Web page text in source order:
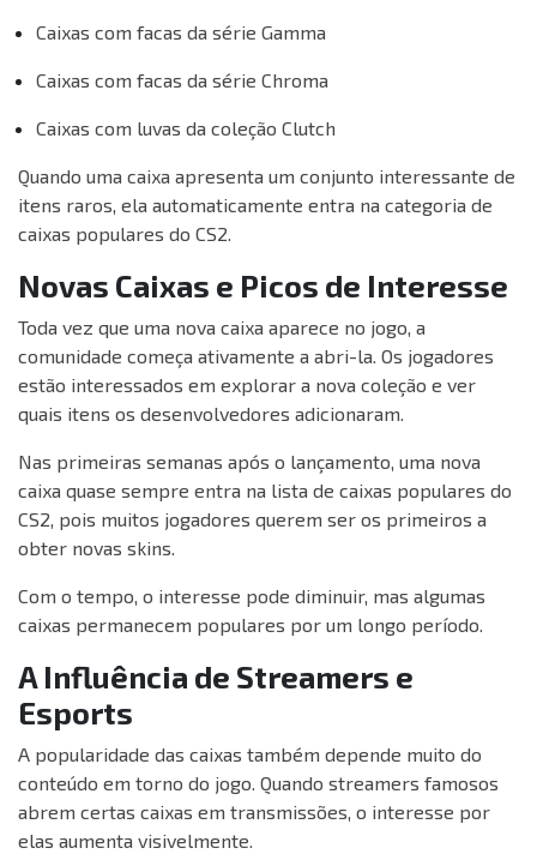
Caixas com facas da série Gamma
Caixas com facas da série Chroma
Caixas com luvas da coleção Clutch
Quando uma caixa apresenta um conjunto interessante de
itens raros, ela automaticamente entra na categoria de
caixas populares do CS2.
Novas Caixas e Picos de Interesse
Toda vez que uma nova caixa aparece no jogo, a
comunidade começa ativamente a abri-la. Os jogadores
estão interessados em explorar a nova coleção e ver
quais itens os desenvolvedores adicionaram.
Nas primeiras semanas após o lançamento, uma nova
caixa quase sempre entra na lista de caixas populares do
CS2, pois muitos jogadores querem ser os primeiros a
obter novas skins.
Com o tempo, o interesse pode diminuir, mas algumas
caixas permanecem populares por um longo período.
A Influência de Streamers e
Esports
A popularidade das caixas também depende muito do
conteúdo em torno do jogo. Quando streamers famosos
abrem certas caixas em transmissões, o interesse por
elas aumenta visivelmente.